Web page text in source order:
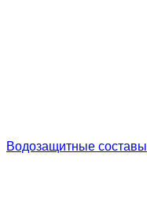
Водозащитные составы